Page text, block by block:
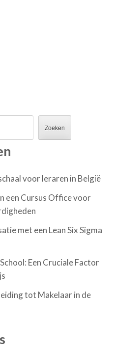
Zoeken
voor leraren in België
een Cursus Office voor
met een Lean Six Sigma
Een Cruciale Factor
tot Makelaar in de